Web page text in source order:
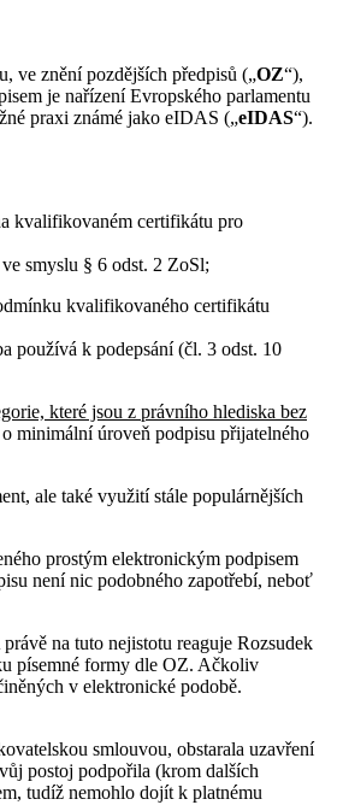
ve znění pozdějších předpisů („OZ“),
je nařízení Evropského parlamentu
praxi známé jako eIDAS („eIDAS“).
kvalifikovaném certifikátu pro
smyslu § 6 odst. 2 ZoSl;
kvalifikovaného certifikátu
používá k podepsání (čl. 3 odst. 10
které jsou z právního hlediska bez
minimální úroveň podpisu přijatelného
ale také využití stále populárnějších
prostým elektronickým podpisem
není nic podobného zapotřebí, neboť
na tuto nejistotu reaguje Rozsudek
písemné formy dle OZ. Ačkoliv
v elektronické podobě.
smlouvou, obstarala uzavření
postoj podpořila (krom dalších
tudíž nemohlo dojít k platnému